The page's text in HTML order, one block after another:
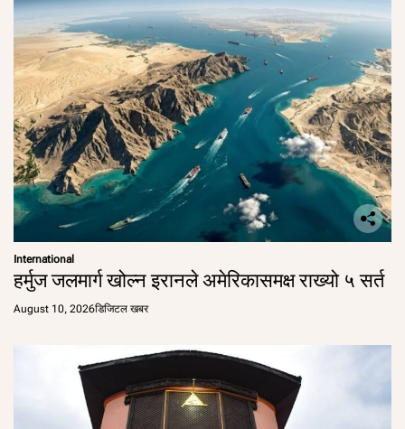
International
हर्मुज जलमार्ग खोल्न इरानले अमेरिकासमक्ष राख्यो ५ सर्त
August 10, 2026डिजिटल खबर